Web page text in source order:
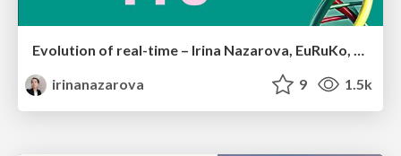
Evolution of real-time – Irina Nazarova, EuRuKo, 2024
irinanazarova
9 1.5k